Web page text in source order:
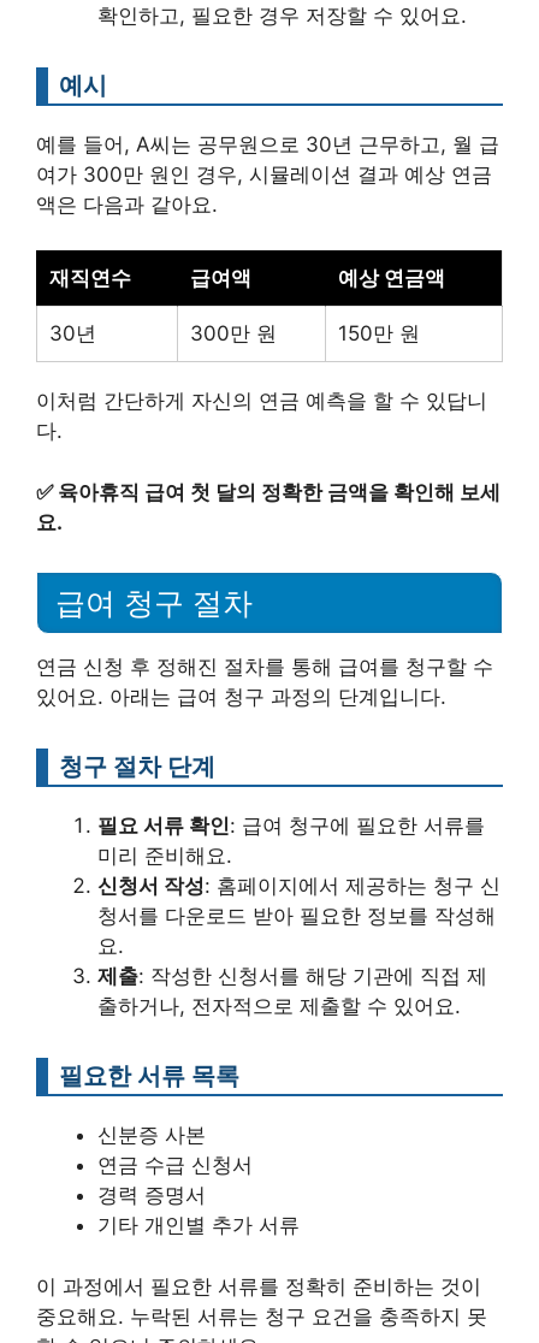
확인하고, 필요한 경우 저장할 수 있어요.
예시
예를 들어, A씨는 공무원으로 30년 근무하고, 월 급
여가 300만 원인 경우, 시뮬레이션 결과 예상 연금
액은 다음과 같아요.
재직연수 급여액 예상 연금액
30년 300만 원 150만 원
이처럼 간단하게 자신의 연금 예측을 할 수 있답니
다.
✅ 육아휴직 급여 첫 달의 정확한 금액을 확인해 보세
요.
급여 청구 절차
연금 신청 후 정해진 절차를 통해 급여를 청구할 수
있어요. 아래는 급여 청구 과정의 단계입니다.
청구 절차 단계
필요 서류 확인: 급여 청구에 필요한 서류를
미리 준비해요.
신청서 작성: 홈페이지에서 제공하는 청구 신
청서를 다운로드 받아 필요한 정보를 작성해
요.
제출: 작성한 신청서를 해당 기관에 직접 제
출하거나, 전자적으로 제출할 수 있어요.
필요한 서류 목록
신분증 사본
연금 수급 신청서
경력 증명서
기타 개인별 추가 서류
이 과정에서 필요한 서류를 정확히 준비하는 것이
중요해요. 누락된 서류는 청구 요건을 충족하지 못